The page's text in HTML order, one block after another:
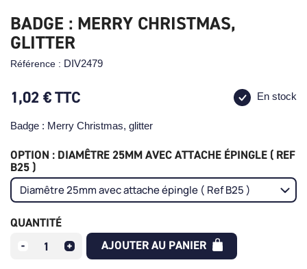
BADGE : MERRY CHRISTMAS,
GLITTER
Référence : DIV2479
1,02 €TTC En stock
Badge : Merry Christmas, glitter
OPTION : DIAMÊTRE 25MM AVEC ATTACHE ÉPINGLE ( REF
B25 )
QUANTITÉ
AJOUTER AU PANIER